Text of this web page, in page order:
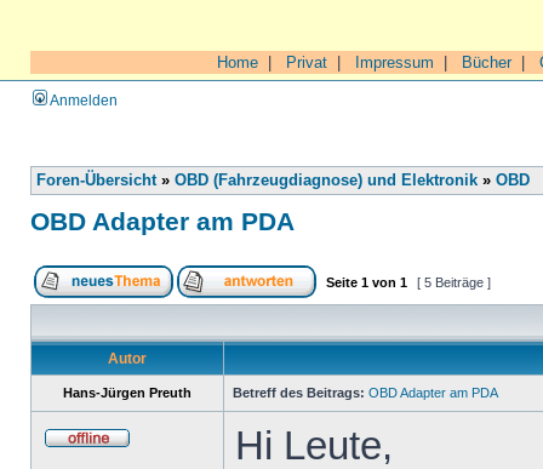
Home Privat Impressum Bücher|
Anmelden
Foren-Übersicht» OBD (Fahrzeugdiagnose) und Elektronik » OBD
OBD Adapter am PDA
Seite 1 von 1 [ 5 Beiträge ]
Autor
Hans-Jürgen Preuth Betreff des Beitrags: OBD Adapter am PDA
Hi Leute,